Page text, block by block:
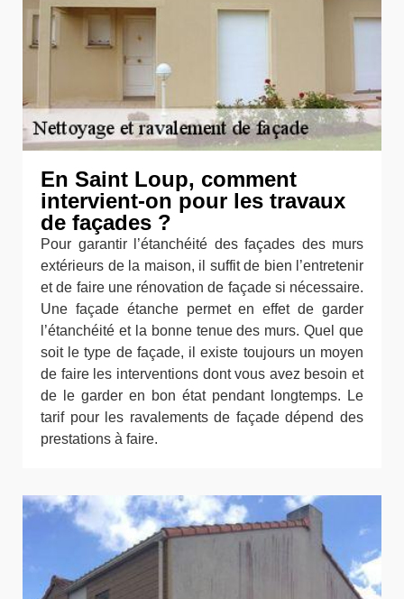
En Saint Loup, comment
intervient-on pour les travaux
de façades ?
Pour garantir l’étanchéité des façades des murs
extérieurs de la maison, il suffit de bien l’entretenir
et de faire une rénovation de façade si nécessaire.
Une façade étanche permet en effet de garder
l’étanchéité et la bonne tenue des murs. Quel que
soit le type de façade, il existe toujours un moyen
de faire les interventions dont vous avez besoin et
de le garder en bon état pendant longtemps. Le
tarif pour les ravalements de façade dépend des
prestations à faire.